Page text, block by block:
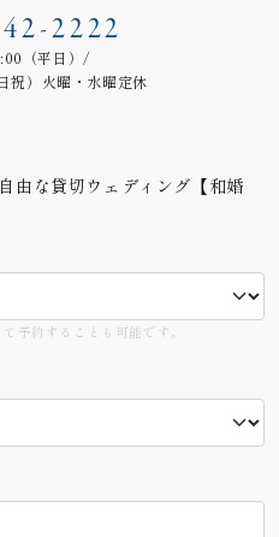
2222
（平日）/
祝）火曜・水曜定休
由な貸切ウェディング【和婚
予約することも可能です。